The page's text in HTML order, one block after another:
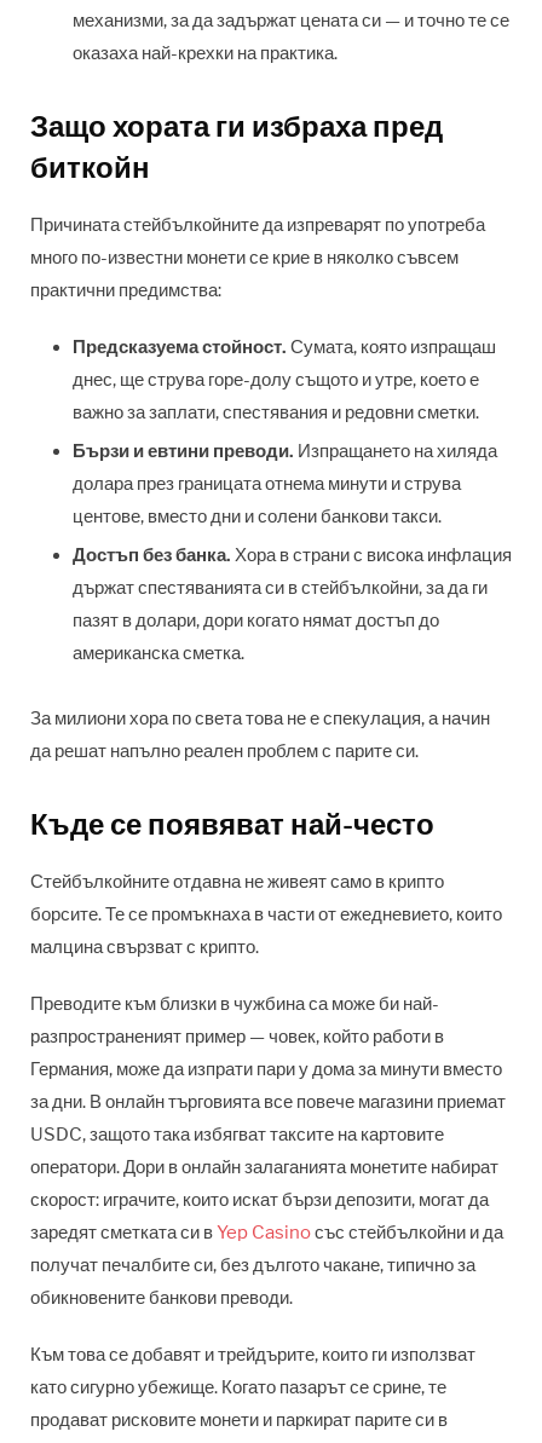
механизми, за да задържат цената си — и точно те се
оказаха най-крехки на практика.
Защо хората ги избраха пред
биткойн
Причината стейбълкойните да изпреварят по употреба
много по-известни монети се крие в няколко съвсем
практични предимства:
Предсказуема стойност. Сумата, която изпращаш
днес, ще струва горе-долу същото и утре, което е
важно за заплати, спестявания и редовни сметки.
Бързи и евтини преводи. Изпращането на хиляда
долара през границата отнема минути и струва
центове, вместо дни и солени банкови такси.
Достъп без банка. Хора в страни с висока инфлация
държат спестяванията си в стейбълкойни, за да ги
пазят в долари, дори когато нямат достъп до
американска сметка.
За милиони хора по света това не е спекулация, а начин
да решат напълно реален проблем с парите си.
Къде се появяват най-често
Стейбълкойните отдавна не живеят само в крипто
борсите. Те се промъкнаха в части от ежедневието, които
малцина свързват с крипто.
Преводите към близки в чужбина са може би най-
разпространеният пример — човек, който работи в
Германия, може да изпрати пари у дома за минути вместо
за дни. В онлайн търговията все повече магазини приемат
USDC, защото така избягват таксите на картовите
оператори. Дори в онлайн залаганията монетите набират
скорост: играчите, които искат бързи депозити, могат да
заредят сметката си вYep Casinoсъс стейбълкойни и да
получат печалбите си, без дългото чакане, типично за
обикновените банкови преводи.
Към това се добавят и трейдърите, които ги използват
като сигурно убежище. Когато пазарът се срине, те
продават рисковите монети и паркират парите си в